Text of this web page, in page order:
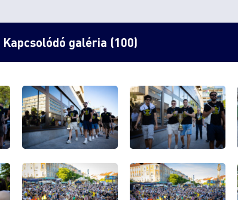
Kapcsolódó galéria (100)